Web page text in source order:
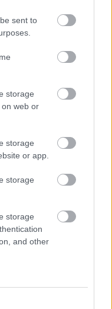
sent to
storage
web or
storage
or app.
storage
storage
and other